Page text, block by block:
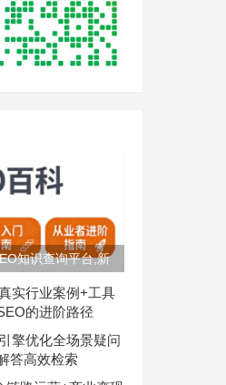
知识查询平台,新
指南
实行业案例+工具
的进阶路径
擎优化全场景疑问
答高效检索